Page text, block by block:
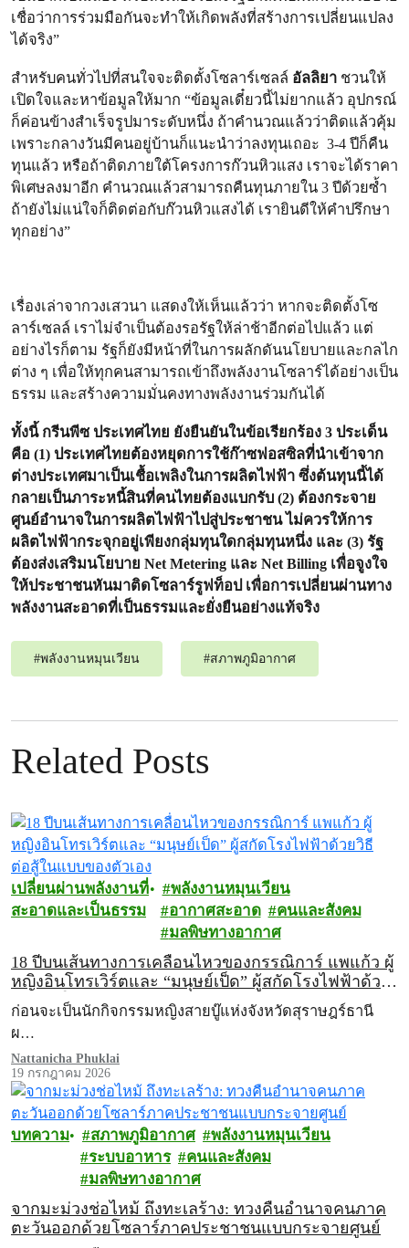
เชื่อว่าการร่วมมือกันจะทำให้เกิดพลังที่สร้างการเปลี่ยนแปลง
ได้จริง”
สำหรับคนทั่วไปที่สนใจจะติดตั้งโซลาร์เซลล์ อัลลิยา ชวนให้
เปิดใจและหาข้อมูลให้มาก “ข้อมูลเดี๋ยวนี้ไม่ยากแล้ว อุปกรณ์
ก็ค่อนข้างสำเร็จรูปมาระดับหนึ่ง ถ้าคำนวณแล้วว่าติดแล้วคุ้ม
เพราะกลางวันมีคนอยู่บ้านก็แนะนำว่าลงทุนเถอะ 3-4 ปีก็คืน
ทุนแล้ว หรือถ้าติดภายใต้โครงการก๊วนหิวแสง เราจะได้ราคา
พิเศษลงมาอีก คำนวณแล้วสามารถคืนทุนภายใน 3 ปีด้วยซ้ำ
ถ้ายังไม่แน่ใจก็ติดต่อกับก๊วนหิวแสงได้ เรายินดีให้คำปรึกษา
ทุกอย่าง”
เรื่องเล่าจากวงเสวนา แสดงให้เห็นแล้วว่า หากจะติดตั้งโซ
ลาร์เซลล์ เราไม่จำเป็นต้องรอรัฐให้ล่าช้าอีกต่อไปแล้ว แต่
อย่างไรก็ตาม รัฐก็ยังมีหน้าที่ในการผลักดันนโยบายและกลไก
ต่าง ๆ เพื่อให้ทุกคนสามารถเข้าถึงพลังงานโซลาร์ได้อย่างเป็น
ธรรม และสร้างความมั่นคงทางพลังงานร่วมกันได้
ทั้งนี้ กรีนพีซ ประเทศไทย ยังยืนยันในข้อเรียกร้อง 3 ประเด็น
คือ (1) ประเทศไทยต้องหยุดการใช้ก๊าซฟอสซิลที่นำเข้าจาก
ต่างประเทศมาเป็นเชื้อเพลิงในการผลิตไฟฟ้า ซึ่งต้นทุนนี้ได้
กลายเป็นภาระหนี้สินที่คนไทยต้องแบกรับ (2) ต้องกระจาย
ศูนย์อำนาจในการผลิตไฟฟ้าไปสู่ประชาชน ไม่ควรให้การ
ผลิตไฟฟ้ากระจุกอยู่เพียงกลุ่มทุนใดกลุ่มทุนหนึ่ง และ (3) รัฐ
ต้องส่งเสริมนโยบาย Net Metering และ Net Billing เพื่อจูงใจ
ให้ประชาชนหันมาติดโซลาร์รูฟท็อป เพื่อการเปลี่ยนผ่านทาง
พลังงานสะอาดที่เป็นธรรมและยั่งยืนอย่างแท้จริง
#พลังงานหมุนเวียน #สภาพภูมิอากาศ
Related Posts
เปลี่ยนผ่านพลังงานที่
สะอาดและเป็นธรรม
พลังงานหมุนเวียน
อากาศสะอาด
คนและสังคม
มลพิษทางอากาศ
18 ปีบนเส้นทางการเคลื่อนไหวของกรรณิการ์ แพแก้ว ผู้
หญิงอินโทรเวิร์ตและ “มนุษย์เป็ด” ผู้สกัดโรงไฟฟ้าด้วย
วิธีต่อสู้ในแบบของตัวเอง
ก่อนจะเป็นนักกิจกรรมหญิงสายบู๊แห่งจังหวัดสุราษฎร์ธานี
ผ…
Nattanicha Phuklai
19 กรกฎาคม 2026
บทความ สภาพภูมิอากาศ
พลังงานหมุนเวียน
ระบบอาหาร
คนและสังคม
มลพิษทางอากาศ
จากมะม่วงช่อไหม้ ถึงทะเลร้าง: ทวงคืนอำนาจคนภาค
ตะวันออกด้วยโซลาร์ภาคประชาชนแบบกระจายศูนย์